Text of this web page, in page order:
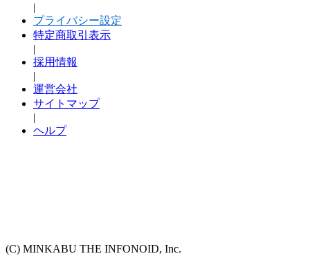
|
プライバシー設定
特定商取引表示
|
採用情報
|
運営会社
サイトマップ
|
ヘルプ
(C) MINKABU THE INFONOID, Inc.